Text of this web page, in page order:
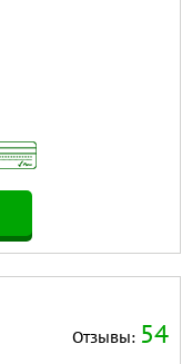
Отзывы: 54